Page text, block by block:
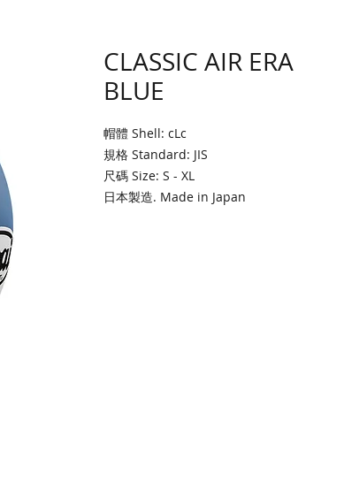
CLASSIC AIR ERA
BLUE
帽體 Shell: cLc
規格 Standard: JIS
尺碼 Size: S - XL
日本製造. Made in Japan